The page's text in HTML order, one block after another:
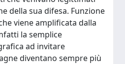
della sua difesa. Funzione
viene amplificata dalla
la semplice
ad invitare
diventano sempre più